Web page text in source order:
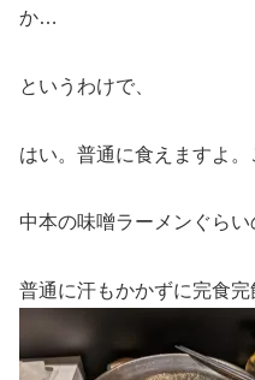
か…
というわけで、
はい。普通に食えますよ。
中本の味噌ラーメンぐら
普通に汗もかかずに完食完